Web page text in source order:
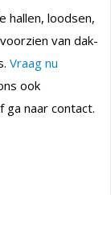
hallen, loodsen,
van dak-
Vraag nu
ook
ga naar contact.